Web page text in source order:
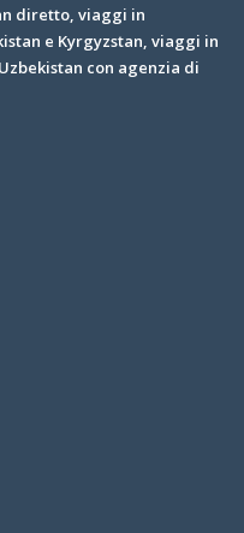
diretto, viaggi in
e Kyrgyzstan, viaggi in
con agenzia di